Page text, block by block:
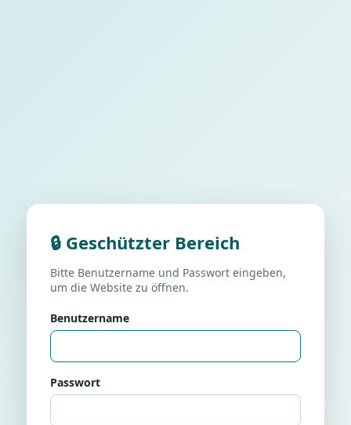
🔒 Geschützter Bereich
Bitte Benutzername und Passwort eingeben,
um die Website zu öffnen.
Benutzername
Passwort